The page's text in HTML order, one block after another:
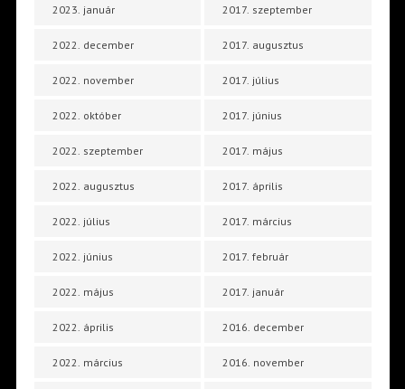
2023. január
2022. december
2022. november
2022. október
2022. szeptember
2022. augusztus
2022. július
2022. június
2022. május
2022. április
2022. március
2017. szeptember
2017. augusztus
2017. július
2017. június
2017. május
2017. április
2017. március
2017. február
2017. január
2016. december
2016. november